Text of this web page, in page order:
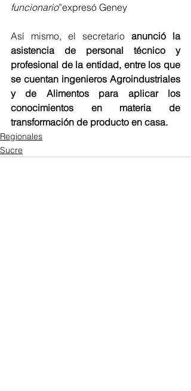
funcionario”expresó Geney
Así mismo, el secretario anunció la
asistencia de personal técnico y
profesional de la entidad, entre los que
se cuentan ingenieros Agroindustriales
y de Alimentos para aplicar los
conocimientos en materia de
transformación de producto en casa.
Regionales
Sucre